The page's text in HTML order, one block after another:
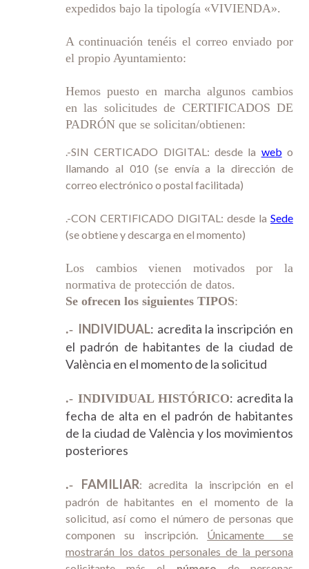
expedidos bajo la tipología «VIVIENDA».
A continuación tenéis el correo enviado por
el propio Ayuntamiento:
Hemos puesto en marcha algunos cambios
en las solicitudes de CERTIFICADOS DE
PADRÓN que se solicitan/obtienen:
.-SIN CERTICADO DIGITAL: desde la web o
llamando al 010 (se envía a la dirección de
correo electrónico o postal facilitada)
.-CON CERTIFICADO DIGITAL: desde la Sede
(se obtiene y descarga en el momento)
Los cambios vienen motivados por la
normativa de protección de datos.
Se ofrecen los siguientes TIPOS:
.- INDIVIDUAL: acredita la inscripción en
el padrón de habitantes de la ciudad de
València en el momento de la solicitud
.- INDIVIDUAL HISTÓRICO: acredita la
fecha de alta en el padrón de habitantes
de la ciudad de València y los movimientos
posteriores
.- FAMILIAR: acredita la inscripción en el
padrón de habitantes en el momento de la
solicitud, así como el número de personas que
componen su inscripción. Únicamente se
mostrarán los datos personales de la persona